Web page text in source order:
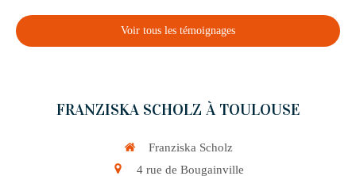
Voir tous les témoignages
FRANZISKA SCHOLZ À TOULOUSE
Franziska Scholz
4 rue de Bougainville